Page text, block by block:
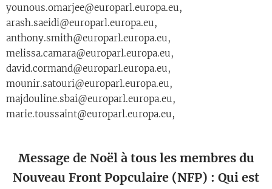
Message de Noël à tous les membres du
Nouveau Front Popculaire (NFP) : Qui est